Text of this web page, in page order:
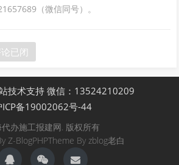
（微信同号）。
已闭
技术支持 微信：13524210209
ICP备19002062号-44
代办施工报建网. 版权所有
Z-BlogPHPTheme By zblog老白